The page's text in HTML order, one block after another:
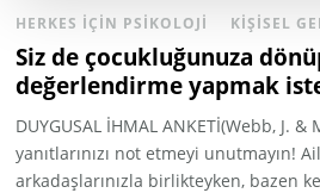
HERKES İÇIN PSIKOLOJI KIŞISEL
Siz de çocukluğunuza
değerlendirme yapmak
DUYGUSAL İHMAL ANKETİ(Webb, J.
yanıtlarınızı not etmeyi unutmayın!
arkadaşlarınızla birlikteyken, bazen